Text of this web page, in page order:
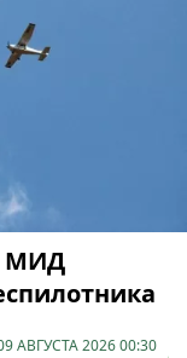
МИД
АВГУСТА 2026 00:30